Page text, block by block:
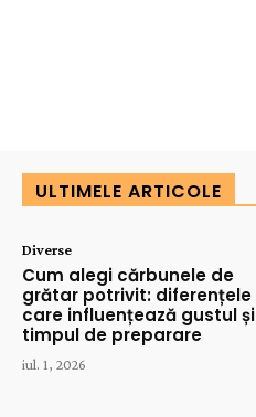
ULTIMELE ARTICOLE
Diverse
Cum alegi cărbunele de
grătar potrivit: diferențele
care influențează gustul și
timpul de preparare
iul. 1, 2026